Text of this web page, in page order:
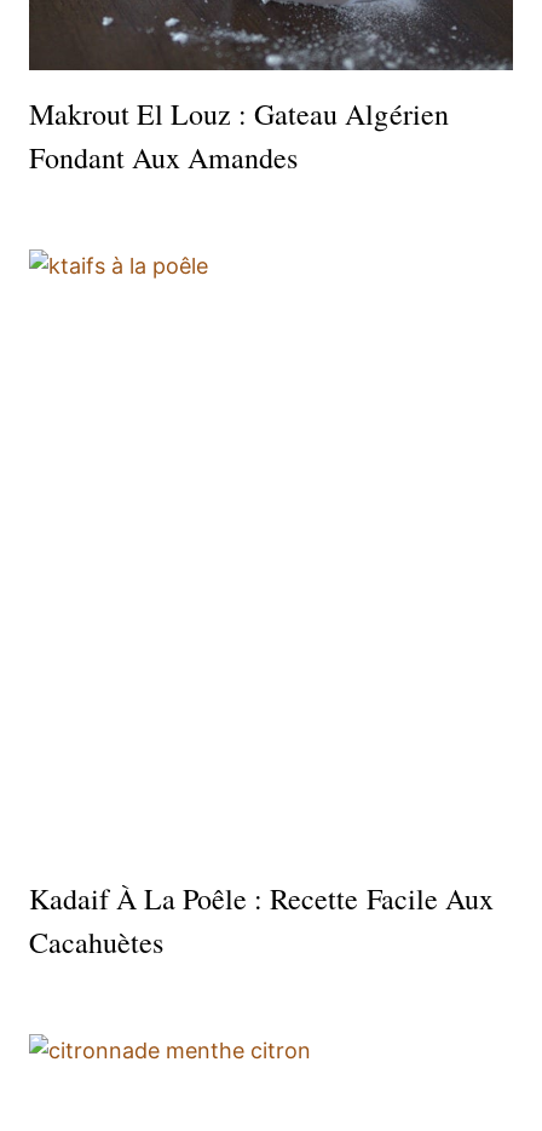
Makrout El Louz : Gateau Algérien
Fondant Aux Amandes
Kadaif À La Poêle : Recette Facile Aux
Cacahuètes